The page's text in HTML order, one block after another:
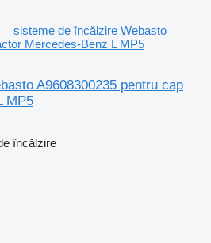
sisteme de încălzire Webasto
Mercedes-Benz L MP5
A9608300235 pentru cap
MP5
încălzire